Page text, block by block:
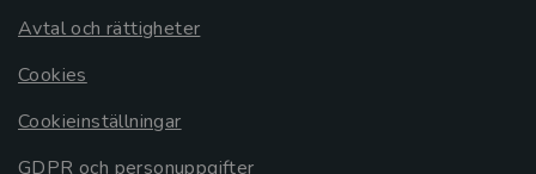
Avtal och rättigheter
Cookies
Cookieinställningar
GDPR och personuppgifter